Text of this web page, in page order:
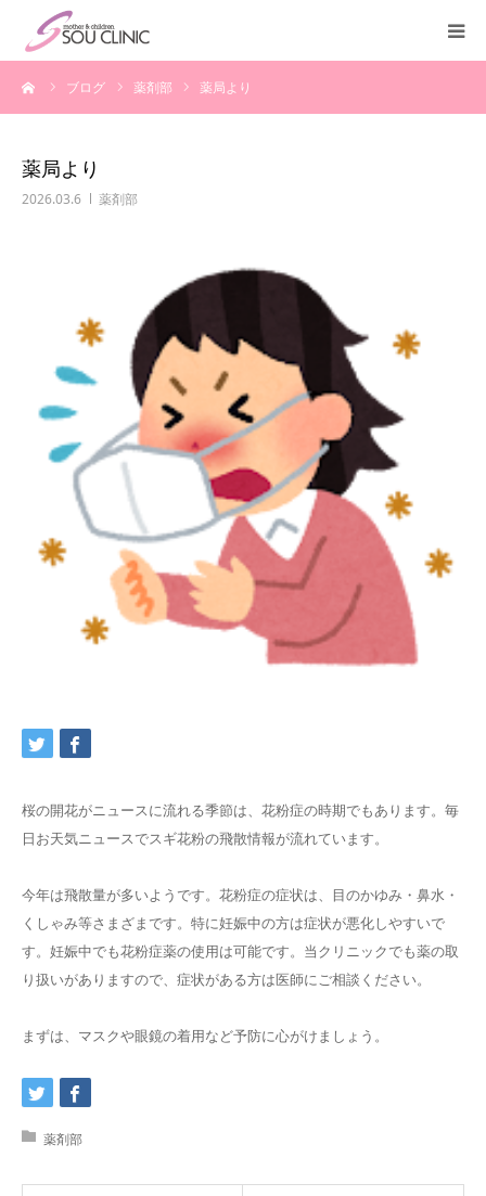
ブログ 薬剤部 薬局より
薬局より
2026.03.6 薬剤部
桜の開花がニュースに流れる季節は、花粉症の時期でもあります。毎
日お天気ニュースでスギ花粉の飛散情報が流れています。
今年は飛散量が多いようです。花粉症の症状は、目のかゆみ・鼻水・
くしゃみ等さまざまです。特に妊娠中の方は症状が悪化しやすいで
す。妊娠中でも花粉症薬の使用は可能です。当クリニックでも薬の取
り扱いがありますので、症状がある方は医師にご相談ください。
まずは、マスクや眼鏡の着用など予防に心がけましょう。
薬剤部
診療案内
医師紹介
教室・講座
よくある質問
交通アクセス
ブログ